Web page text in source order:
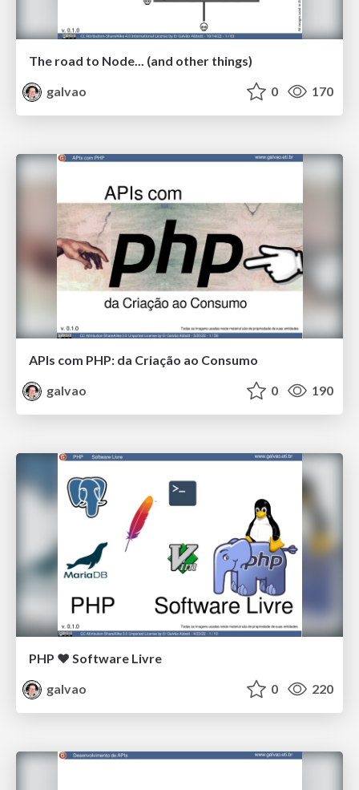
The road to Node... (and other things)
galvao
0 170
APIs com PHP: da Criação ao Consumo
galvao
0 190
PHP ❤️ Software Livre
galvao
0 220